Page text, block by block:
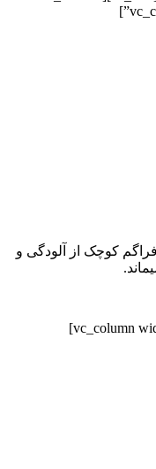
کوچک از آلودگی و
[/vc_column_text][/vc_column][vc_column width=”1/3″]